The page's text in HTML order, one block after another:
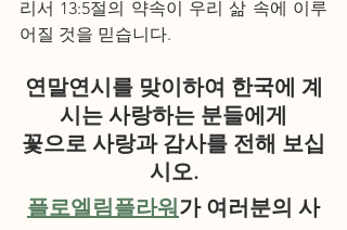
리서 13:5절의 약속이 우리 삶 속에 이루
어질 것을 믿습니다.
연말연시를 맞이하여 한국에 계
시는 사랑하는 분들에게
꽃으로 사랑과 감사를 전해 보십
시오.
플로엘림플라워가 여러분의 사